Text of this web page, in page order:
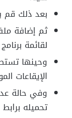
بعد ذلك قم
ثم إضافة
لقائمة
وحينها
الإيقاعات
وفي حالة
تحميله